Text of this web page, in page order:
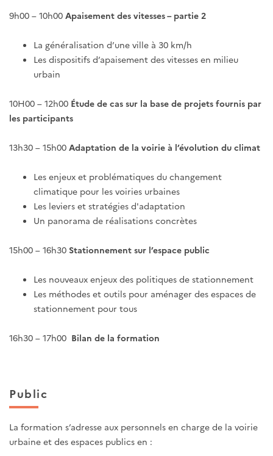
9h00 – 10h00 Apaisement des vitesses – partie 2
La généralisation d’une ville à 30 km/h
Les dispositifs d’apaisement des vitesses en milieu
urbain
10H00 – 12h00 Étude de cas sur la base de projets fournis par
les participants
13h30 – 15h00 Adaptation de la voirie à l’évolution du climat
Les enjeux et problématiques du changement
climatique pour les voiries urbaines
Les leviers et stratégies d'adaptation
Un panorama de réalisations concrètes
15h00 – 16h30 Stationnement sur l’espace public
Les nouveaux enjeux des politiques de stationnement
Les méthodes et outils pour aménager des espaces de
stationnement pour tous
16h30 – 17h00 Bilan de la formation
Public
La formation s’adresse aux personnels en charge de la voirie
urbaine et des espaces publics en :